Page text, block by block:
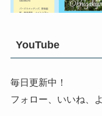
YouTube
毎日更新中！
フォロー、いいね、